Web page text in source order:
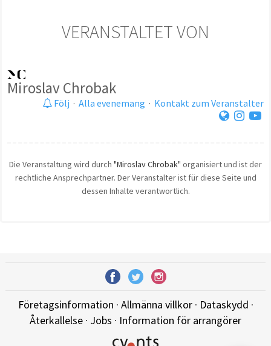
VERANSTALTET VON
Miroslav Chrobak
Följ · Alla evenemang · Kontakt zum Veranstalter
Die Veranstaltung wird durch "Miroslav Chrobak" organisiert und ist der
rechtliche Ansprechpartner. Der Veranstalter ist für diese Seite und
dessen Inhalte verantwortlich.
Företagsinformation · Allmänna villkor· Dataskydd ·
Återkallelse · Jobs · Information för arrangörer